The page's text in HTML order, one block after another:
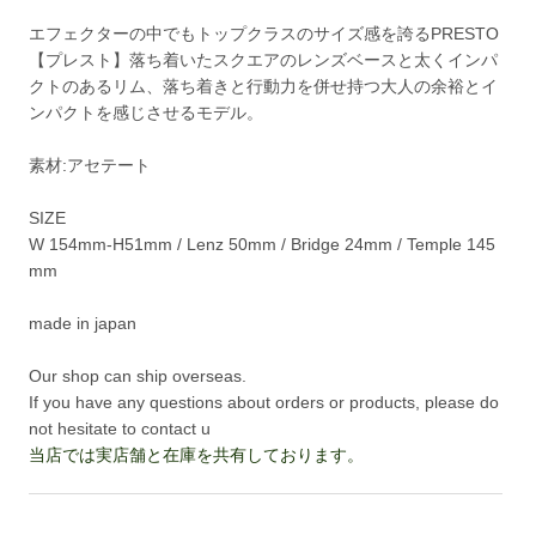
エフェクターの中でもトップクラスのサイズ感を誇るPRESTO
【プレスト】落ち着いたスクエアのレンズベースと太くインパ
クトのあるリム、落ち着きと行動力を併せ持つ大人の余裕とイ
ンパクトを感じさせるモデル。
素材:アセテート
SIZE
W 154mm-H51mm / Lenz 50mm / Bridge 24mm / Temple 145
mm
made in japan
Our shop can ship overseas.
If you have any questions about orders or products, please do
not hesitate to contact u
当店では実店舗と在庫を共有しております。